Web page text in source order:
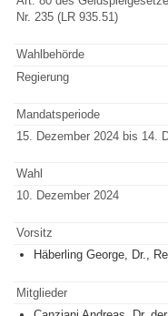
Nr. 235 (LR 935.51)
Wahlbehörde
Regierung
Mandatsperiode
15. Dezember 2024 bis 14.
Wahl
10. Dezember 2024
Vorsitz
Häberling George, Dr.,
Mitglieder